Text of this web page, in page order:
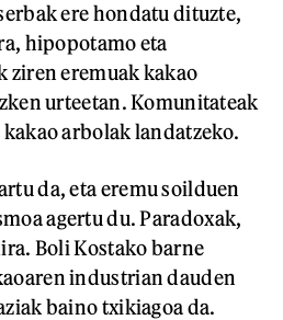
ere hondatu dituzte,
hipopotamo eta
ziren eremuak kakao
urteetan. Komunitateak
arbolak landatzeko.
da, eta eremu soilduen
agertu du. Paradoxak,
Boli Kostako barne
industrian dauden
baino txikiagoa da.